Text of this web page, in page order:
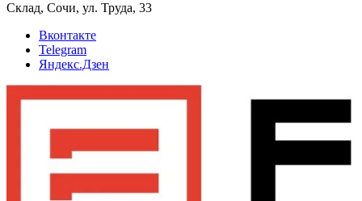
Склад, Сочи, ул. Труда, 33
Вконтакте
Telegram
Яндекс.Дзен